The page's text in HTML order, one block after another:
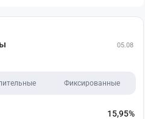
05.08
Фиксированные
15,95%